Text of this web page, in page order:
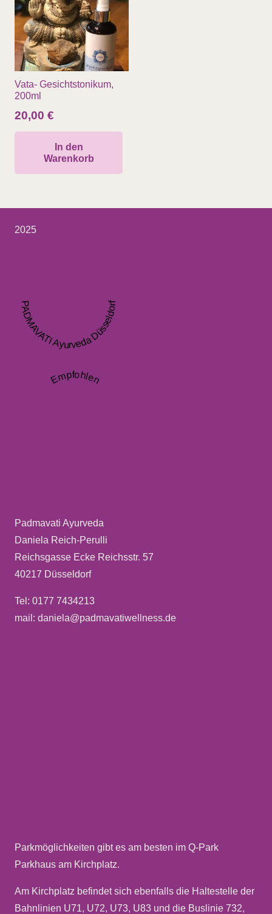
Vata- Gesichtstonikum,
200ml
20,00 €
In den
Warenkorb
2025
PADMAVATI Ayurveda Düsseldorf
Empfohlen
Padmavati Ayurveda
Daniela Reich-Perulli
Reichsgasse Ecke Reichsstr. 57
40217 Düsseldorf
Tel: 0177 7434213
mail: daniela@padmavatiwellness.de
Parkmöglichkeiten gibt es am besten im Q-Park
Parkhaus am Kirchplatz.
Am Kirchplatz befindet sich ebenfalls die Haltestelle der
Bahnlinien U71, U72, U73, U83 und die Buslinie 732,